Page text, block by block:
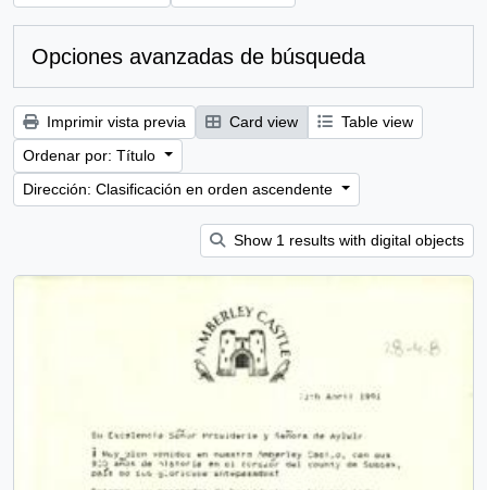
Opciones avanzadas de búsqueda
Imprimir vista previa Card view
Table view
Ordenar por: Título
Dirección: Clasificación en orden ascendente
Show 1 results with digital objects